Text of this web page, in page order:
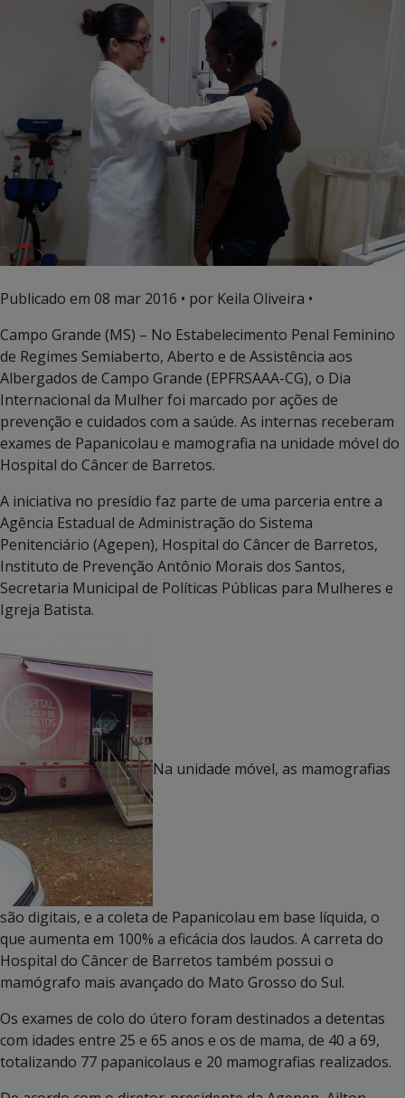
Publicado em 08 mar 2016 • por Keila Oliveira •
Campo Grande (MS) – No Estabelecimento Penal Feminino
de Regimes Semiaberto, Aberto e de Assistência aos
Albergados de Campo Grande (EPFRSAAA-CG), o Dia
Internacional da Mulher foi marcado por ações de
prevenção e cuidados com a saúde. As internas receberam
exames de Papanicolau e mamografia na unidade móvel do
Hospital do Câncer de Barretos.
A iniciativa no presídio faz parte de uma parceria entre a
Agência Estadual de Administração do Sistema
Penitenciário (Agepen), Hospital do Câncer de Barretos,
Instituto de Prevenção Antônio Morais dos Santos,
Secretaria Municipal de Políticas Públicas para Mulheres e
Igreja Batista.
Na unidade móvel, as mamografias
são digitais, e a coleta de Papanicolau em base líquida, o
que aumenta em 100% a eficácia dos laudos. A carreta do
Hospital do Câncer de Barretos também possui o
mamógrafo mais avançado do Mato Grosso do Sul.
Os exames de colo do útero foram destinados a detentas
com idades entre 25 e 65 anos e os de mama, de 40 a 69,
totalizando 77 papanicolaus e 20 mamografias realizados.